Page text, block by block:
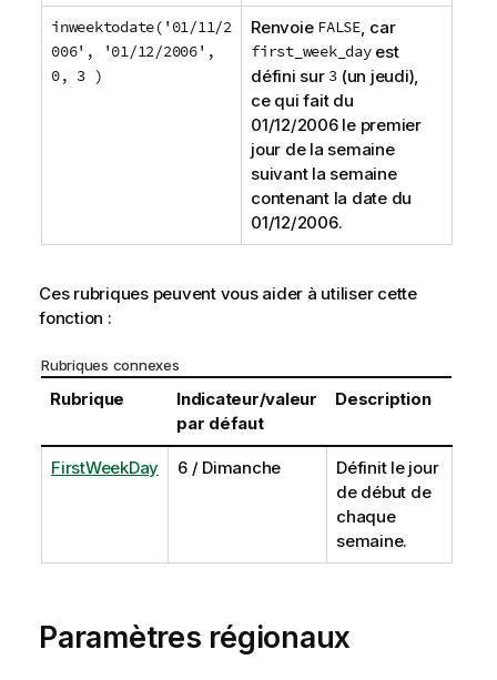
inweektodate('01/11/2
006', '01/12/2006',
0, 3 )
Renvoie FALSE, car
first_week_dayest
défini sur 3 (un jeudi),
ce qui fait du
01/12/2006le premier
jour de la semaine
suivant la semaine
contenant la date du
01/12/2006.
Ces rubriques peuvent vous aider à utiliser cette
fonction :
Rubriques connexes
Rubrique
Indicateur/valeur
par défaut
Description
FirstWeekDay 6 / Dimanche
Définit le jour
de début de
chaque
semaine.
Paramètres régionaux